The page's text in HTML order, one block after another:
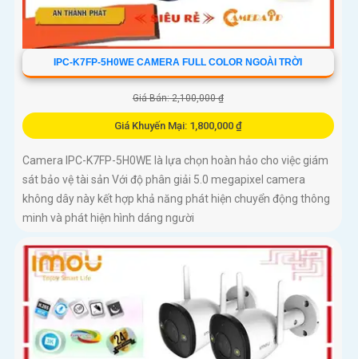
IPC-K7FP-5H0WE CAMERA FULL COLOR NGOÀI TRỜI
Giá Bán: 2,100,000 ₫
Giá Khuyến Mại: 1,800,000 ₫
Camera IPC-K7FP-5H0WE là lựa chọn hoàn hảo cho việc giám
sát bảo vệ tài sản Với độ phân giải 5.0 megapixel camera
không dây này kết hợp khả năng phát hiện chuyển động thông
minh và phát hiện hình dáng người